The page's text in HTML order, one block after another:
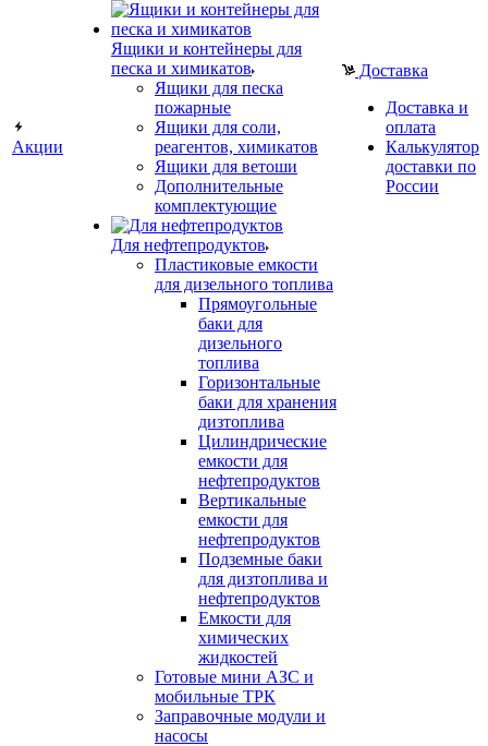
Акции
Ящики и контейнеры для
песка и химикатов
Ящики для песка
пожарные
Ящики для соли,
реагентов, химикатов
Ящики для ветоши
Дополнительные
комплектующие
Для нефтепродуктов
Пластиковые емкости
для дизельного топлива
Прямоугольные
баки для
дизельного
топлива
Горизонтальные
баки для хранения
дизтоплива
Цилиндрические
емкости для
нефтепродуктов
Вертикальные
емкости для
нефтепродуктов
Подземные баки
для дизтоплива и
нефтепродуктов
Емкости для
химических
жидкостей
Готовые мини АЗС и
мобильные ТРК
Заправочные модули и
насосы
Доставка
Доставка и
оплата
Калькулятор
доставки по
России